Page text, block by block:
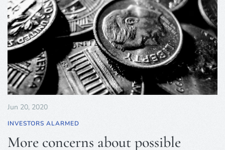
Jun 20, 2020
INVESTORS ALARMED
More concerns about possible